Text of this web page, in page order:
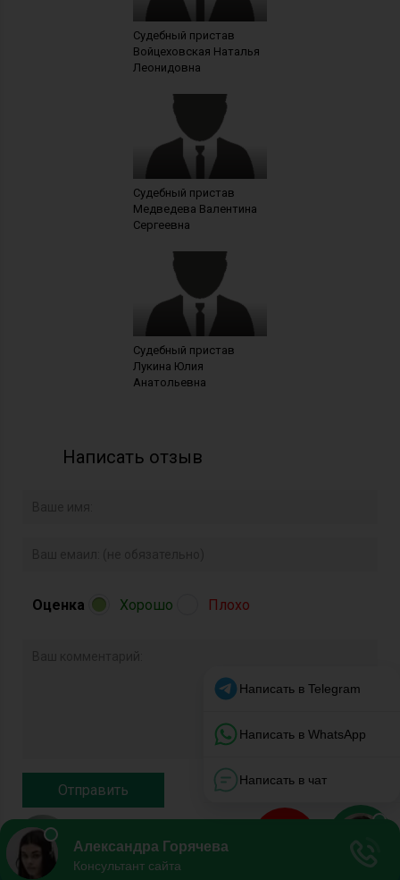
Судебный пристав
Войцеховская Наталья
Леонидовна
Судебный пристав
Медведева Валентина
Сергеевна
Судебный пристав
Лукина Юлия
Анатольевна
Написать отзыв
Оценка Хорошо Плохо
© 2020 Все права защищены.